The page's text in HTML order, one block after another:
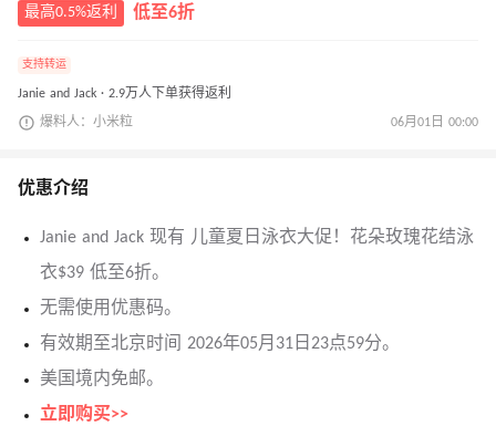
最高0.5%返利 低至6折
支持转运
Janie and Jack · 2.9万人下单获得返利
爆料人：小米粒 06月01日 00:00
优惠介绍
Janie and Jack 现有 儿童夏日泳衣大促！花朵玫瑰花结泳
衣$39 低至6折。
无需使用优惠码。
有效期至北京时间 2026年05月31日23点59分。
美国境内免邮。
立即购买>>